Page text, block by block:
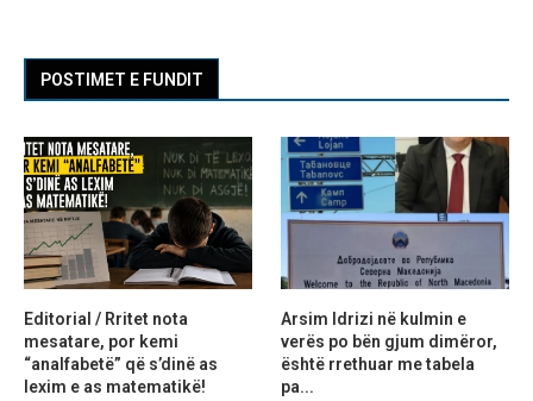
POSTIMET E FUNDIT
Editorial / Rritet nota
mesatare, por kemi
“analfabetë” që s’dinë as
lexim e as matematikë!
Arsim Idrizi në kulmin e
verës po bën gjum dimëror,
është rrethuar me tabela
pa...